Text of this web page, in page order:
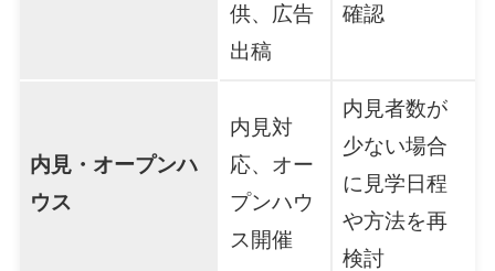
供、広告
出稿
確認
内見・オープンハ
ウス
内見対
応、オー
プンハウ
ス開催
内見者数が
少ない場合
に見学日程
や方法を再
検討